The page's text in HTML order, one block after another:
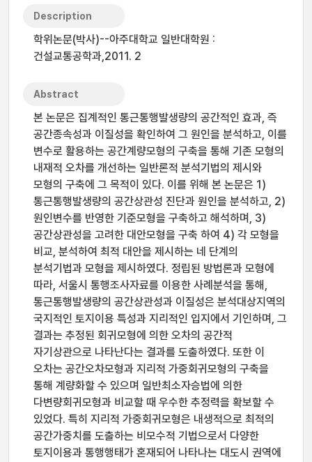
Description
학위논문(박사)--아주대학교 일반대학원 :
건설교통공학과,2011. 2
Abstract
본 논문은 집계적인 통근통행발생량의 공간적인 효과, 즉
공간종속성과 이질성을 확인하여 그 원인을 분석하고, 이를
변수로 활용하는 공간계량모형의 구축을 통해 기존 모형의
내재적 오차를 개선하는 일반론적 분석기법의 제시와
모형의 구축에 그 목적이 있다. 이를 위해 본 논문은 1)
통근통행발생량의 공간상관성 진단과 원인을 분석하고, 2)
원인변수를 반영한 기준모형을 구축하고 해석하며, 3)
공간상관성을 고려한 대안모형을 구축 하여 4) 각 모형을
비교, 분석하여 최적 대안을 제시하는 네 단계의
분석기법과 모형을 제시하였다. 정립된 방법론과 모형에
따라, 서울시 통행조사자료를 이용한 사례분석을 통해,
통근통행발생량의 공간상관성과 이질성은 분석대상지역의
국지적인 토지이용 특성과 지리적인 입지에서 기인하며, 그
결과는 추정된 회귀모형에 의한 오차의 공간적
자기상관으로 나타난다는 결과를 도출하였다. 또한 이
오차는 공간오차모형과 지리적 가중회귀모형의 구축을
통해 계량화할 수 있으며 일반최소자승법에 의한
다변량회귀모형과 비교할 때 우수한 추정력을 확보할 수
있었다. 특히 지리적 가중회귀모형은 내생적으로 최적의
공간가중치를 도출하는 비모수적 기법으로서 다양한
토지이용과 통행행태가 혼재되어 나타나는 대도시 권역에